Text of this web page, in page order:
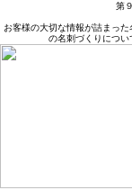
第
お客様の大切な情報が詰まっ
の名刺づくりについ